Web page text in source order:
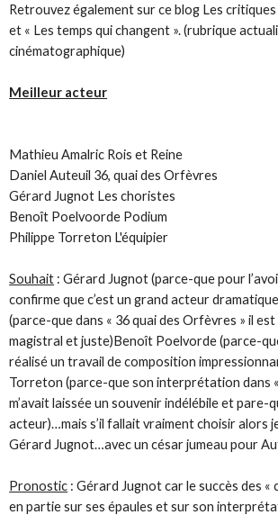
Retrouvez également sur ce blog Les critiques
et « Les temps qui changent ». (rubrique
cinématographique)
Meilleur acteur
Mathieu Amalric Rois et Reine
Daniel Auteuil 36, quai des Orfèvres
Gérard Jugnot Les choristes
Benoît Poelvoorde Podium
Philippe Torreton L'équipier
Souhait : Gérard Jugnot (parce-que pour
confirme que c’est un grand acteur
(parce-que dans « 36 quai des Orfèvres » il
magistral et juste)Benoît Poelvorde (parce-
réalisé un travail de composition
Torreton (parce-que son interprétation dans
m’avait laissée un souvenir indélébile et pare-
acteur)…mais s’il fallait vraiment choisir alors
Gérard Jugnot…avec un césar jumeau pour
Pronostic : Gérard Jugnot car le succès des
en partie sur ses épaules et sur son